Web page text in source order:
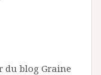
du blog Graine